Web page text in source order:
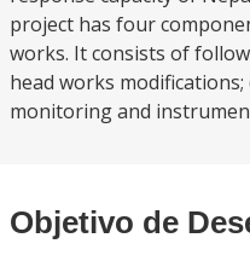
project has four
works. It consists of
head works
monitoring and
Objetivo de